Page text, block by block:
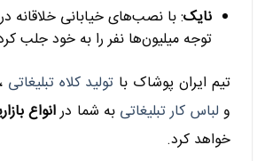
نایک: با نصب‌های خیابانی خلاقانه
توجه میلیون‌ها نفر را به خود جلب
تیم ایران پوشاک با تولید کلاه تبلیغاتی
ولباس کار تبلیغاتی به شما درانواع
خواهد کرد.